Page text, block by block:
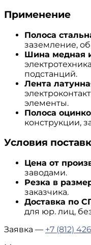
Применение
Полоса
заземление,
Шина медная
подстанций.
Лента
элементы.
Полоса
конструкции,
Условия
Цена от
заводами.
Резка в
заказчика.
Доставка по
для юр. лиц,
Заявка — +7 (812)